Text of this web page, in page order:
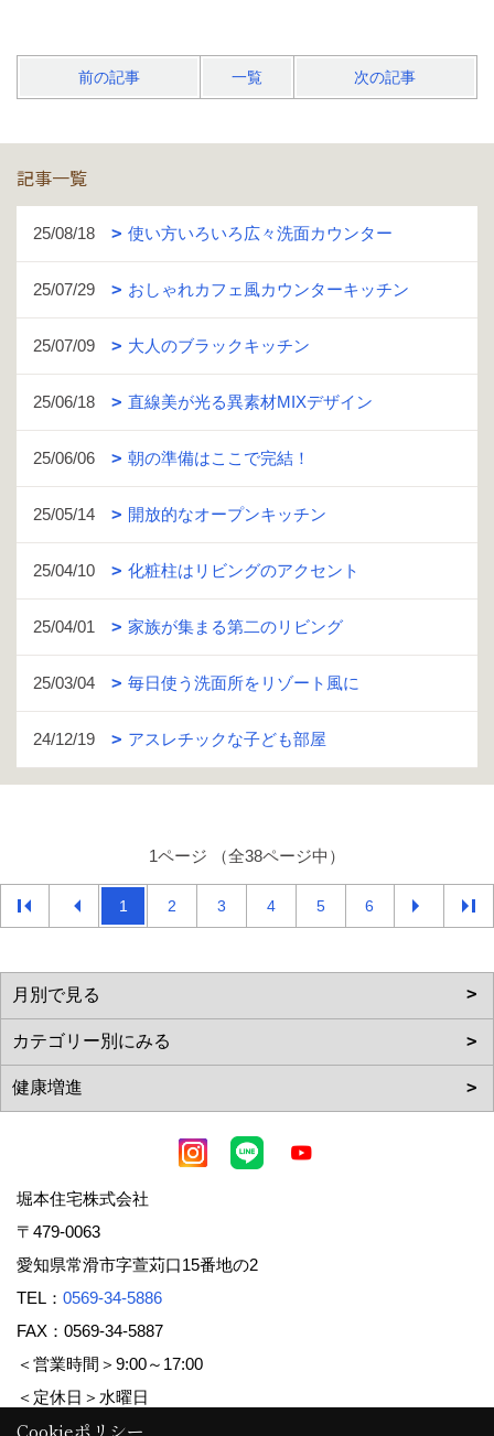
前の記事 一覧 次の記事
記事一覧
25/08/18 使い方いろいろ広々洗面カウンター
25/07/29 おしゃれカフェ風カウンターキッチン
25/07/09 大人のブラックキッチン
25/06/18 直線美が光る異素材MIXデザイン
25/06/06 朝の準備はここで完結！
25/05/14 開放的なオープンキッチン
25/04/10 化粧柱はリビングのアクセント
25/04/01 家族が集まる第二のリビング
25/03/04 毎日使う洗面所をリゾート風に
24/12/19 アスレチックな子ども部屋
1ページ （全38ページ中）
1 2 3 4 5 6
堀本住宅株式会社
〒479-0063
愛知県常滑市字萱苅口15番地の2
TEL： 0569-34-5886
FAX：0569-34-5887
＜営業時間＞9:00～17:00
＜定休日＞水曜日
Cookieポリシー